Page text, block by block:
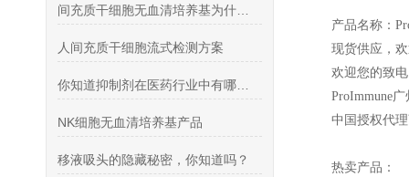
人间充质干细胞流式检测方案
NK细胞无血清培养基产品
移液吸头的隐藏秘密，你知道吗？
产品名称：
现货供应，
欢迎您的
ProImmune广
中国授权代
热卖产品：